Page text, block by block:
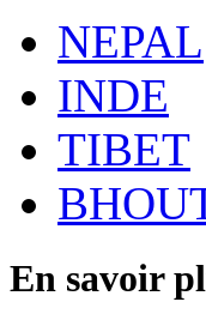
NEPAL
INDE
TIBET
En savoir